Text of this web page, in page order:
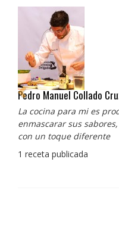
Pedro Manuel Collado
La cocina para mi es
enmascarar sus
con un toque diferente
1 receta publicada